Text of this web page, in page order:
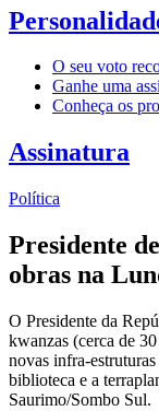
O seu voto
Ganhe uma
Conheça os
Assinatura
Política
Presidente
obras na
O Presidente da
kwanzas (cerca de
novas infra-
biblioteca e a
Saurimo/Sombo Sul.